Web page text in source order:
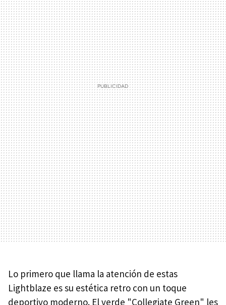
Lo primero que llama la atención de estas
Lightblaze es su estética retro con un toque
deportivo moderno. El verde "Collegiate Green" les